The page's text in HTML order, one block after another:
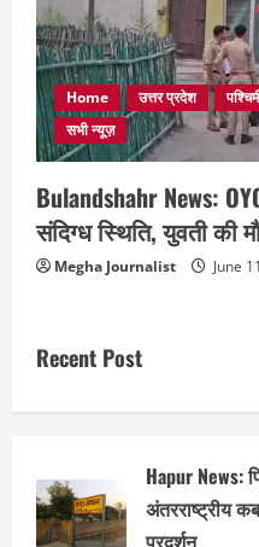
Home उत्तर प्रदेश
सभी न्यूज़
Bulandshahr News:
संदिग्ध स्थिति, युवती की
Megha Journalist June
Recent Post
Hapur News:
अंतरराष्ट्रीय
प्रदर्शन